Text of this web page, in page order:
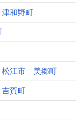
津和野町
松江市 美郷町
吉賀町